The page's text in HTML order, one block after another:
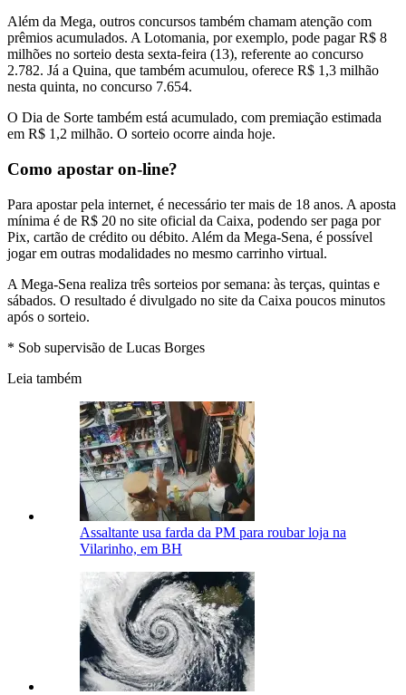
Além da Mega, outros concursos também chamam atenção com
prêmios acumulados. A Lotomania, por exemplo, pode pagar R$ 8
milhões no sorteio desta sexta-feira (13), referente ao concurso
2.782. Já a Quina, que também acumulou, oferece R$ 1,3 milhão
nesta quinta, no concurso 7.654.
O Dia de Sorte também está acumulado, com premiação estimada
em R$ 1,2 milhão. O sorteio ocorre ainda hoje.
Como apostar on-line?
Para apostar pela internet, é necessário ter mais de 18 anos. A aposta
mínima é de R$ 20 no site oficial da Caixa, podendo ser paga por
Pix, cartão de crédito ou débito. Além da Mega-Sena, é possível
jogar em outras modalidades no mesmo carrinho virtual.
A Mega-Sena realiza três sorteios por semana: às terças, quintas e
sábados. O resultado é divulgado no site da Caixa poucos minutos
após o sorteio.
* Sob supervisão de Lucas Borges
Leia também
Assaltante usa farda da PM para roubar loja na
Vilarinho, em BH